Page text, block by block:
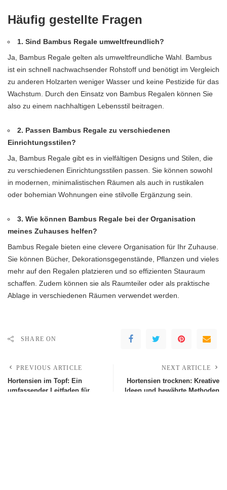
Häufig gestellte Fragen
1. Sind Bambus Regale umweltfreundlich?
Ja, Bambus Regale gelten als umweltfreundliche Wahl. Bambus
ist ein schnell nachwachsender Rohstoff und benötigt im Vergleich
zu anderen Holzarten weniger Wasser und keine Pestizide für das
Wachstum. Durch den Einsatz von Bambus Regalen können Sie
also zu einem nachhaltigen Lebensstil beitragen.
2. Passen Bambus Regale zu verschiedenen
Einrichtungsstilen?
Ja, Bambus Regale gibt es in vielfältigen Designs und Stilen, die
zu verschiedenen Einrichtungsstilen passen. Sie können sowohl
in modernen, minimalistischen Räumen als auch in rustikalen
oder bohemian Wohnungen eine stilvolle Ergänzung sein.
3. Wie können Bambus Regale bei der Organisation
meines Zuhauses helfen?
Bambus Regale bieten eine clevere Organisation für Ihr Zuhause.
Sie können Bücher, Dekorationsgegenstände, Pflanzen und vieles
mehr auf den Regalen platzieren und so effizienten Stauraum
schaffen. Zudem können sie als Raumteiler oder als praktische
Ablage in verschiedenen Räumen verwendet werden.
SHARE ON
PREVIOUS ARTICLE
Hortensien im Topf: Ein
umfassender Leitfaden für
NEXT ARTICLE
Hortensien trocknen: Kreative
Ideen und bewährte Methoden